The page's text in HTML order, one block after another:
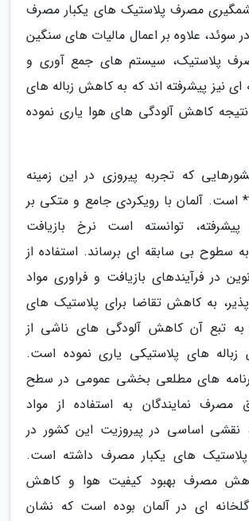
مصرف پلاستیک های یکبار مصرف
سوئد، علاوه بر اعمال مالیات های سنگین
پلاستیک، سیستم های جمع آوری و
ای نیز پیشرفته اند که به کاهش زباله های
کاهش آلودگی های هوا یاری نموده
که تجربه پیروزی در این زمینه
است. آلمان با رویکردی جامع و متکی بر
پیشرفته، توانسته است نرخ بازیافت
سطوح بی سابقه ای برساند. استفاده از
در فرآیندهای بازیافت و فراوری مواد
به کاهش تقاضا برای پلاستیک های
تبع آن کاهش آلودگی های ناشی از
زباله های پلاستیکی یاری نموده است.
برنامه های مطلعی بخشی عمومی در سطح
نمایندگان به استفاده از مواد
نقشی اساسی در پیروزیت این کشور در
های یکبار مصرف داشته است.
مصرف بهبود کیفیت هوا و کاهش
گلخانه ای در آلمان بوده است که نشان